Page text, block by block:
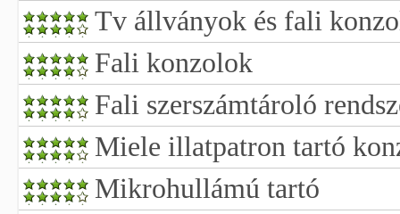
Tv állványok és fali
Fali konzolok
Fali szerszámtároló
Miele illatpatron tartó
Mikrohullámú tartó